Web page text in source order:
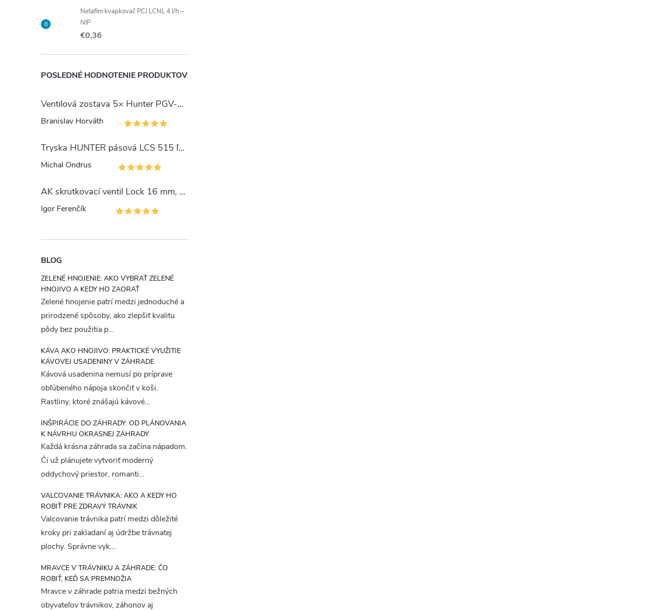
Netafim kvapkovač PCJ LCNL 4 l/h –
NIP
€0,36
POSLEDNÉ HODNOTENIE PRODUKTOV
Ventilová zostava 5× Hunter PGV-101 so šachtou Jumbo
Branislav Horváth
Tryska HUNTER pásová LCS 515 ľavý okraj
Michal Ondrus
AK skrutkovací ventil Lock 16 mm, PN4
Igor Ferenčík
BLOG
ZELENÉ HNOJENIE: AKO VYBRAŤ ZELENÉ
HNOJIVO A KEDY HO ZAORAŤ
Zelené hnojenie patrí medzi jednoduché a
prirodzené spôsoby, ako zlepšiť kvalitu
pôdy bez použitia p...
KÁVA AKO HNOJIVO: PRAKTICKÉ VYUŽITIE
KÁVOVEJ USADENINY V ZÁHRADE
Kávová usadenina nemusí po príprave
obľúbeného nápoja skončiť v koši.
Rastliny, ktoré znášajú kávové...
INŠPIRÁCIE DO ZÁHRADY: OD PLÁNOVANIA
K NÁVRHU OKRASNEJ ZÁHRADY
Každá krásna záhrada sa začína nápadom.
Či už plánujete vytvoriť moderný
oddychový priestor, romanti...
VALCOVANIE TRÁVNIKA: AKO A KEDY HO
ROBIŤ PRE ZDRAVÝ TRÁVNIK
Valcovanie trávnika patrí medzi dôležité
kroky pri zakladaní aj údržbe trávnatej
plochy. Správne vyk...
MRAVCE V TRÁVNIKU A ZÁHRADE: ČO
ROBIŤ, KEĎ SA PREMNOŽIA
Mravce v záhrade patria medzi bežných
obyvateľov trávnikov, záhonov aj